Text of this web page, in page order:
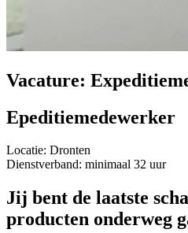
Vacature:
Epeditiemedewerker
Locatie: Dronten
Dienstverband: minimaal 32 uur
Jij bent de laatste
producten onderweg